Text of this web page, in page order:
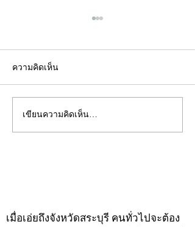
คอลัมน์"จับชีพจรวงการ
พระ"ประจำพุธที่ 29
ความคิดเห็น
เขียนความคิดเห็น…
เมื่อเอ่ยถึงจังหวัดสระบุรี คนทั่วไปจะต้อง